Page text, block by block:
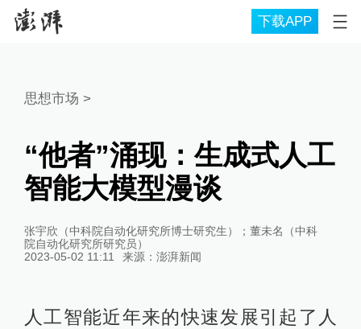
下载APP
思想市场 >
“他者”涌现：生成式人工
智能大模型漫谈
张宇欣（中科院自动化研究所博士研究生）；董未名（中科
院自动化研究所研究员）
2023-05-02 11:11
来源： 澎湃新闻
人工智能近年来的快速发展引起了人